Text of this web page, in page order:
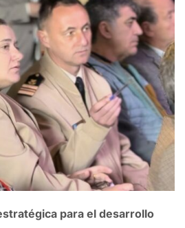
para el desarrollo